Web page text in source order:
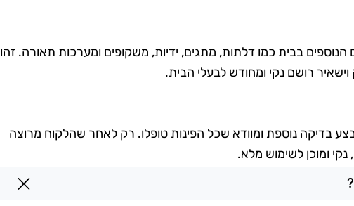
הנוספים בבית כמו דלתות, מתגים, ידיות, משקופים ומערכות תאורה. זהו
רושם נקי ומחודש לבעלי הבית.
מבצע בדיקה נוספת ומוודא שכל הפינות טופלו. רק לאחר שהלקוח מרוצה
ומוכן לשימוש מלא.
שיפוץ ברמלה